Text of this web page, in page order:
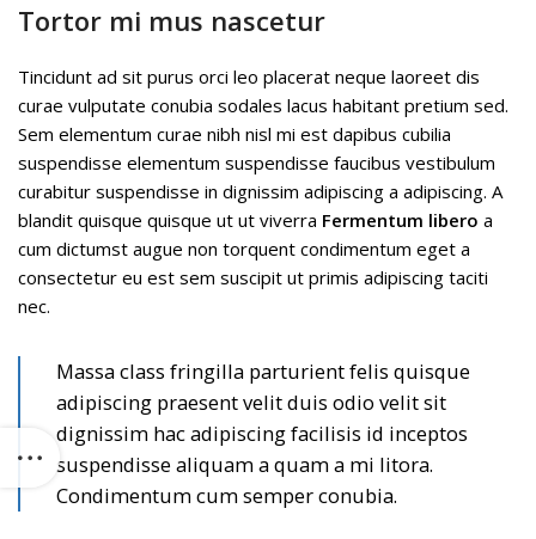
Tortor mi mus nascetur
Tincidunt ad sit purus orci leo placerat neque laoreet dis
curae vulputate conubia sodales lacus habitant pretium sed.
Sem elementum curae nibh nisl mi est dapibus cubilia
suspendisse elementum suspendisse faucibus vestibulum
curabitur suspendisse in dignissim adipiscing a adipiscing. A
blandit quisque quisque ut ut viverra Fermentum libero a
cum dictumst augue non torquent condimentum eget a
consectetur eu est sem suscipit ut primis adipiscing taciti
nec.
Massa class fringilla parturient felis quisque
adipiscing praesent velit duis odio velit sit
dignissim hac adipiscing facilisis id inceptos
suspendisse aliquam a quam a mi litora.
Condimentum cum semper conubia.